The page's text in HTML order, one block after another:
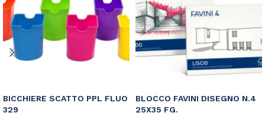
BICCHIERE SCATTO PPL FLUO
329
BLOCCO FAVINI DISEGNO N.4
25X35 FG.